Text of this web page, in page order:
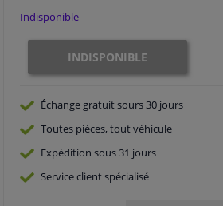
Indisponible
INDISPONIBLE
Échange gratuitsours 30 jours
Toutes pièces, tout véhicule
Expédition sous 31 jours
Serviceclient spécialisé